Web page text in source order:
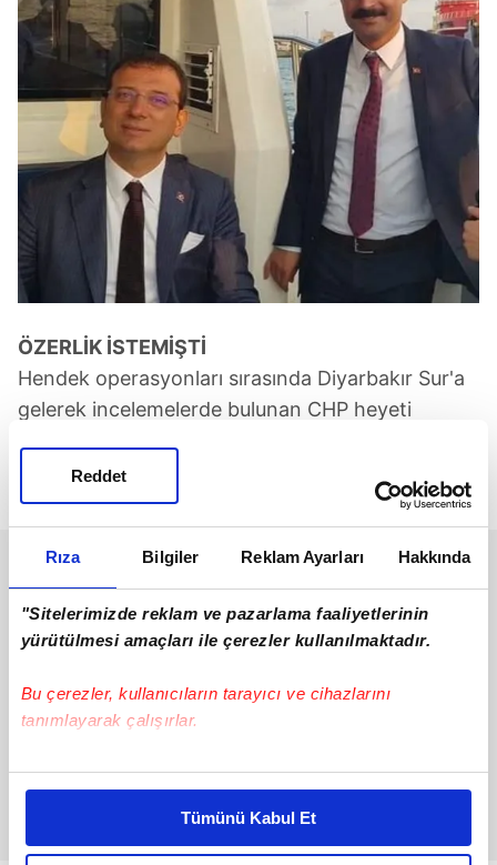
Rıza Bilgiler Reklam Ayarları Hakkında
"Sitelerimizde reklam ve pazarlama faaliyetlerinin
yürütülmesi amaçları ile çerezler kullanılmaktadır.
Bu çerezler, kullanıcıların tarayıcı ve cihazlarını
tanımlayarak çalışırlar.
Bu çerezlere izin vermeniz halinde sizlere özel
daha iyi reklam deneyimi yaşatabiliriz. Bunu yaparken
amacımızın size daha iyi bir reklam deneyimi sunmak
Tümünü Kabul Et
Reddet
ÖZERLİK İSTEMİŞTİ
Hendek operasyonları sırasında Diyarbakır Sur'a
gelerek incelemelerde bulunan CHP heyeti
Akçiçek, özerklik şartının mutlaka hayata
geçmesi gerektiğini ifade etmişti.